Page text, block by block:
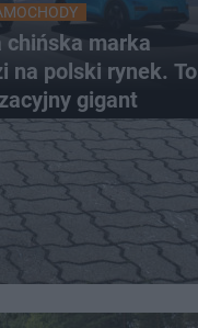
chińska marka
na polski rynek. To
gigant